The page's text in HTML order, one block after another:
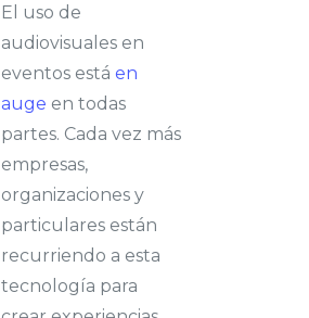
El uso de
audiovisuales en
eventos está en
auge en todas
partes. Cada vez más
empresas,
organizaciones y
particulares están
recurriendo a esta
tecnología para